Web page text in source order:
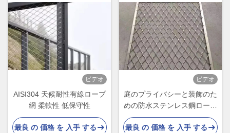
ビデオ
AISI304 天候耐性有線ロープ
網 柔軟性 低保守性
最良 の 価格 を 入手 する
ビデオ
庭のプライバシーと装飾のた
めの防水ステンレス鋼ロープ
ネットフェンス
最良 の 価格 を 入手 する